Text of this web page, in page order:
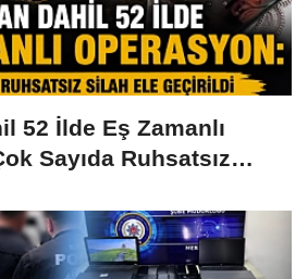
52 İlde Eş Zamanlı
Sayıda Ruhsatsız